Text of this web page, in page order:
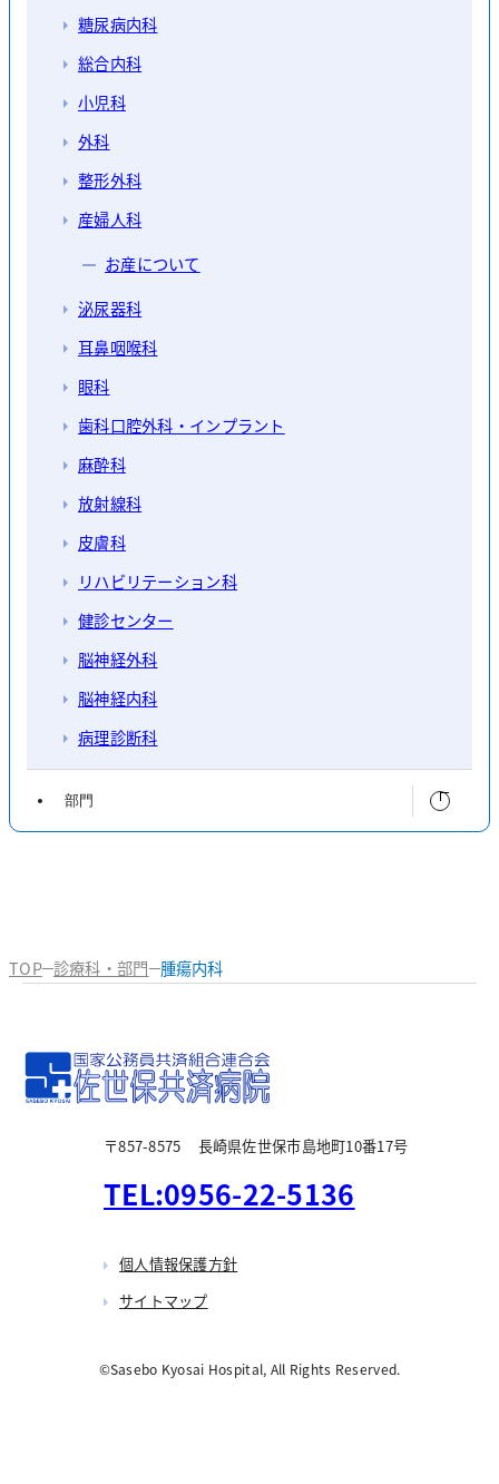
糖尿病内科
総合内科
小児科
外科
整形外科
産婦人科
お産について
泌尿器科
耳鼻咽喉科
眼科
歯科口腔外科・インプラント
麻酔科
放射線科
皮膚科
リハビリテーション科
健診センター
脳神経外科
脳神経内科
病理診断科
部門
臨床工学科
栄養科
リハビリテーション科
感染管理室
TOP 診療科・部門 腫瘍内科
〒857-8575 長崎県佐世保市島地町10番17号
TEL:0956-22-5136
個人情報保護方針
サイトマップ
©Sasebo Kyosai Hospital, All Rights Reserved.